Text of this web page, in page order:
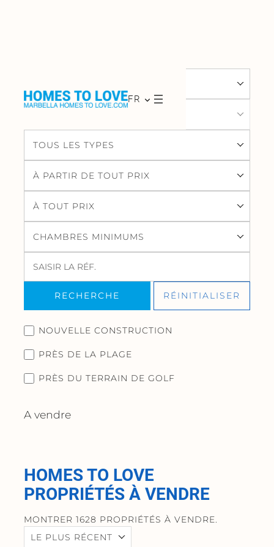
FR
À PARTIR DE TOUT PRIX
À TOUT PRIX
TOUS LES TYPES
CHAMBRES MINIMUMS
RECHERCHE RÉINITIALISER
NOUVELLE CONSTRUCTION
PRÈS DE LA PLAGE
PRÈS DU TERRAIN DE GOLF
A vendre
HOMES TO LOVE
PROPRIÉTÉS À VENDRE
MONTRER 1628 PROPRIÉTÉS À VENDRE.
LE PLUS RÉCENT